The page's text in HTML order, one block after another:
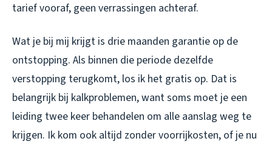
tarief vooraf, geen verrassingen achteraf.
Wat je bij mij krijgt is drie maanden garantie op de
ontstopping. Als binnen die periode dezelfde
verstopping terugkomt, los ik het gratis op. Dat is
belangrijk bij kalkproblemen, want soms moet je een
leiding twee keer behandelen om alle aanslag weg te
krijgen. Ik kom ook altijd zonder voorrijkosten, of je nu